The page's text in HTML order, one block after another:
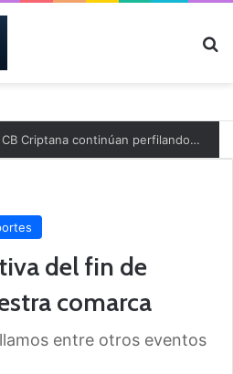
El CB Villarrobledo y el CB Criptana continúan perfilando sus plantillas
del fin de
comarca
entre otros eventos